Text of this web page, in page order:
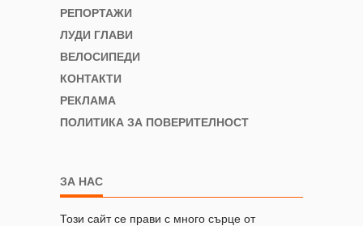
РЕПОРТАЖИ
ЛУДИ ГЛАВИ
ВЕЛОСИПЕДИ
КОНТАКТИ
РЕКЛАМА
ПОЛИТИКА ЗА ПОВЕРИТЕЛНОСТ
ЗА НАС
Този сайт се прави с много сърце от